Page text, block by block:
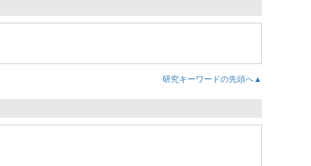
研究キーワードの先頭へ▲